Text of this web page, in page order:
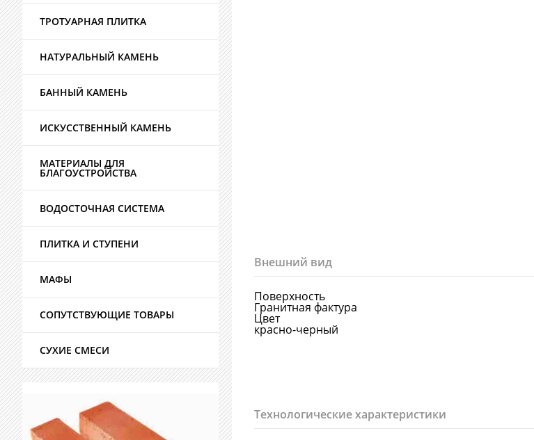
Внешний вид
Поверхность
Гранитная фактура
Цвет
красно-черный
Технологические характеристики
ТРОТУАРНАЯ ПЛИТКА
НАТУРАЛЬНЫЙ КАМЕНЬ
БАННЫЙ КАМЕНЬ
ИСКУССТВЕННЫЙ КАМЕНЬ
МАТЕРИАЛЫ ДЛЯ
БЛАГОУСТРОЙСТВА
ВОДОСТОЧНАЯ СИСТЕМА
ПЛИТКА И СТУПЕНИ
МАФЫ
СОПУТСТВУЮЩИЕ ТОВАРЫ
СУХИЕ СМЕСИ